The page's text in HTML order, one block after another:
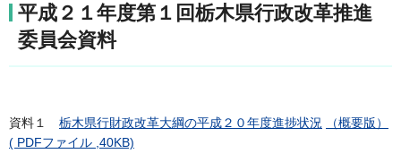
平成２１年度第１回栃木県行政改革推進
委員会資料
資料１ 栃木県行財政改革大綱の平成２０年度進捗状況
（概要版）
( PDFファイル ,40KB)